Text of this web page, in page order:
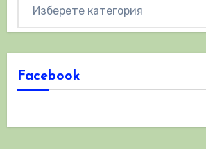
Facebook